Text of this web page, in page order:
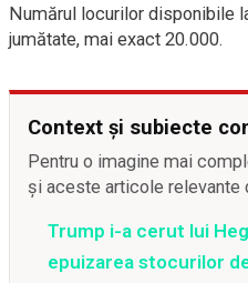
Numărul locurilor disponibile
jumătate, mai exact 20.000.
Context și subiecte
Pentru o imagine mai
și aceste articole relevante
Trump i-a cerut lui
epuizarea stocurilor